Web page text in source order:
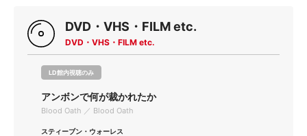
DVD・VHS・FILM etc.
DVD・VHS・FILM etc.
LD館内視聴のみ
アンボンで何が裁かれたか
Blood Oath ／ Blood Oath
スティーブン・ウォーレス